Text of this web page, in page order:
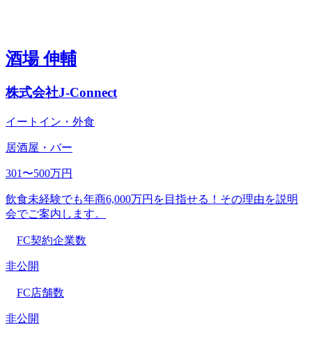
酒場 伸輔
株式会社J-Connect
イートイン・外食
居酒屋・バー
301〜500万円
飲食未経験でも年商6,000万円を目指せる！その理由を説明
会でご案内します。
FC契約企業数
非公開
FC店舗数
非公開